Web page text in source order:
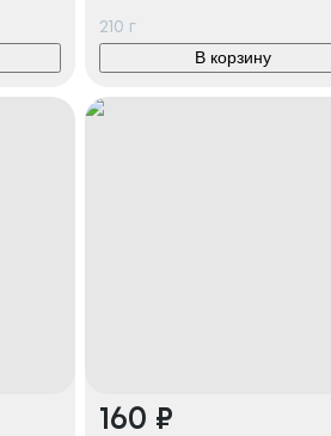
210 г
В корзину
160 ₽